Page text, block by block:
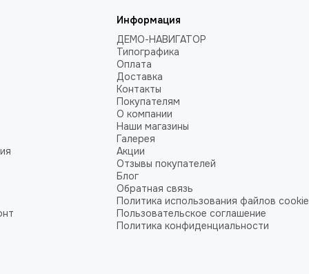
Информация
ДЕМО-НАВИГАТОР
Типографика
Оплата
Доставка
Контакты
Покупателям
О компании
Наши магазины
Галерея
Акции
Отзывы покупателей
Блог
Обратная связь
Политика использования файлов cookie
Пользовательское соглашение
Политика конфиденциальности